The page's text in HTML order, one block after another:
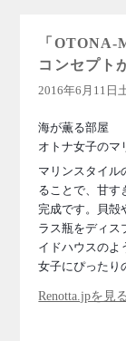
「
コンセプト
2016年6月11日
海が薫る部屋
オトナ女子のマ
マリンスタイル
ることで、甘す
完成です。貝殻
ラス瓶をディス
イドハウスのよ
女子にぴったり
Renotta.jpを見る